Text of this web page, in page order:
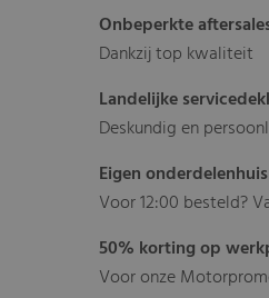
Onbeperkte
Dankzij top kwaliteit
Landelijke
Deskundig en
Eigen onderdelenhuis
Voor 12:00 besteld?
50% korting op
Voor onze